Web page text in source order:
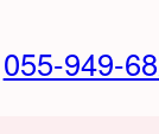
055-949-